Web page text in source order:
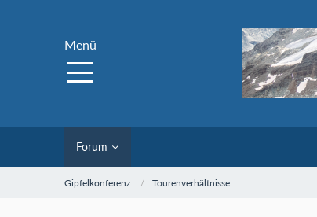
Menü
Forum
Gipfelkonferenz Tourenverhältnisse